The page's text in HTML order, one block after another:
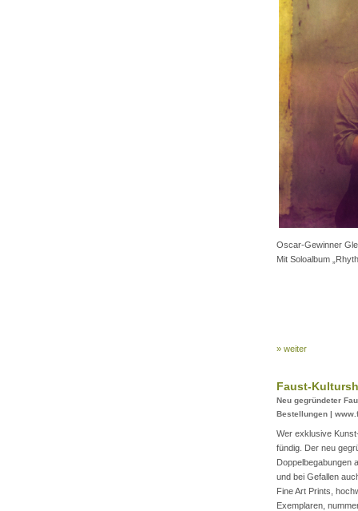
Oscar-Gewinner
Mit Soloalbum
» weiter
Faust-
Neu gegründeter
Bestellungen |
Wer exklusive
fündig. Der neu
Doppelbegabungen
und bei Gefallen
Fine Art Prints,
Exemplaren,